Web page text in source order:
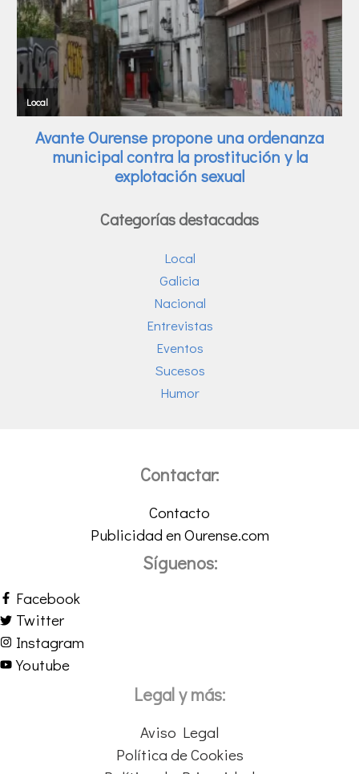
Categorías destacadas
Local
Galicia
Nacional
Entrevistas
Eventos
Sucesos
Humor
Contactar:
Contacto
Publicidad en Ourense.com
Síguenos:
Facebook
Twitter
Instagram
Youtube
Legal y más:
Aviso Legal
Política de Cookies